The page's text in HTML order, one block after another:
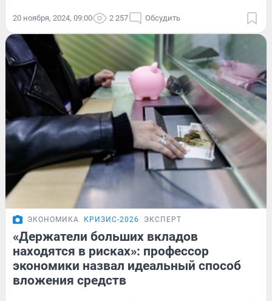
20 ноября, 2024, 09:00 2 257 Обсудить
ЭКОНОМИКА КРИЗИС-2026 ЭКСПЕРТ
«Держатели больших вкладов
находятся в рисках»: профессор
экономики назвал идеальный способ
вложения средств